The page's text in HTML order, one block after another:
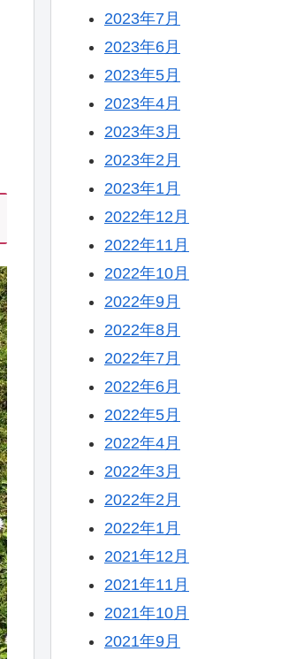
2023年7月
2023年6月
2023年5月
2023年4月
2023年3月
2023年2月
2023年1月
2022年12月
2022年11月
2022年10月
2022年9月
2022年8月
2022年7月
2022年6月
2022年5月
2022年4月
2022年3月
2022年2月
2022年1月
2021年12月
2021年11月
2021年10月
2021年9月